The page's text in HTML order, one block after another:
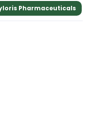
Pharmaceuticals